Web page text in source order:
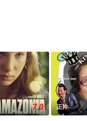
特凡诺·阿科尔西,
亚历山
未删减完整版电影就
豆瓣电影、电视猫
7.0 正片